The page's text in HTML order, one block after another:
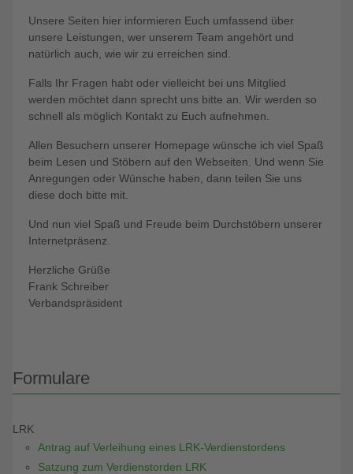
Unsere Seiten hier informieren Euch umfassend über
unsere Leistungen, wer unserem Team angehört und
natürlich auch, wie wir zu erreichen sind.
Falls Ihr Fragen habt oder vielleicht bei uns Mitglied
werden möchtet dann sprecht uns bitte an. Wir werden so
schnell als möglich Kontakt zu Euch aufnehmen.
Allen Besuchern unserer Homepage wünsche ich viel Spaß
beim Lesen und Stöbern auf den Webseiten. Und wenn Sie
Anregungen oder Wünsche haben, dann teilen Sie uns
diese doch bitte mit.
Und nun viel Spaß und Freude beim Durchstöbern unserer
Internetpräsenz.
Herzliche Grüße
Frank Schreiber
Verbandspräsident
Formulare
LRK
Antrag auf Verleihung eines LRK-Verdienstordens
Satzung zum Verdienstorden LRK